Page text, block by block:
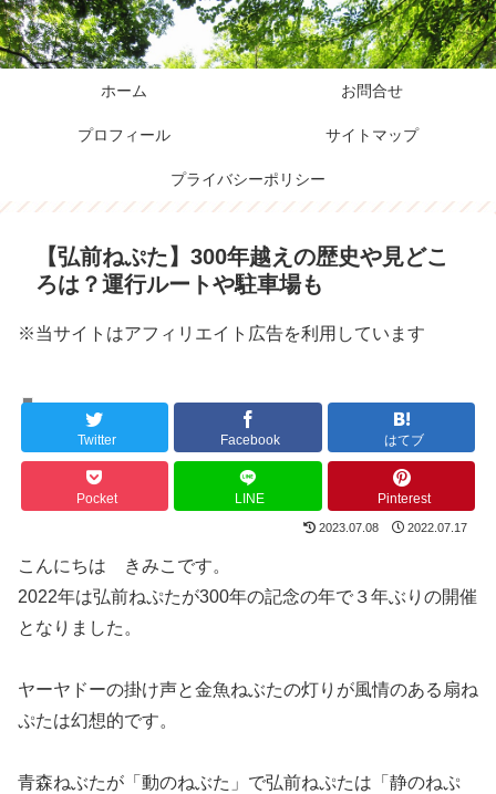
ホーム お問合せ
プロフィール サイトマップ
プライバシーポリシー
【弘前ねぷた】300年越えの歴史や見どこ
ろは？運行ルートや駐車場も
※当サイトはアフィリエイト広告を利用しています
Twitter Facebook はてブ
Pocket LINE Pinterest
2023.07.08 2022.07.17
こんにちは きみこです。
2022年は弘前ねぷたが300年の記念の年で３年ぶりの開催
となりました。
ヤーヤドーの掛け声と金魚ねぶたの灯りが風情のある扇ね
ぷたは幻想的です。
青森ねぶたが「動のねぶた」で弘前ねぷたは「静のねぷ